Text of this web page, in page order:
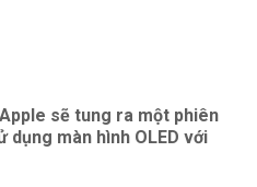
sẽ tung ra một phiên
dụng màn hình OLED với